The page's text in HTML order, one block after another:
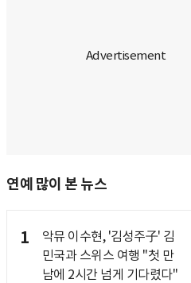
연예 많이 본 뉴스
1
악뮤 이수현, '김성주子' 김
민국과 스위스 여행 "첫 만
남에 2시간 넘게 기다렸다"